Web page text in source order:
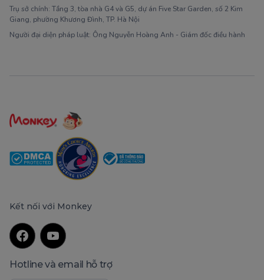
Trụ sở chính: Tầng 3, tòa nhà G4 và G5, dự án Five Star Garden, số 2 Kim
Giang, phường Khương Đình, TP. Hà Nội
Người đại diện pháp luật: Ông Nguyễn Hoàng Anh - Giám đốc điều hành
Kết nối với Monkey
Hotline và email hỗ trợ